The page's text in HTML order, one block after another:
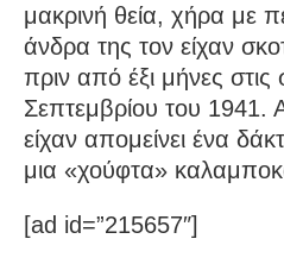
μακρινή θεία, χήρα με
άνδρα της τον είχαν
πριν από έξι μήνες
Σεπτεμβρίου του 1941.
είχαν απομείνει ένα
μια «χούφτα»
[ad id=”215657″]